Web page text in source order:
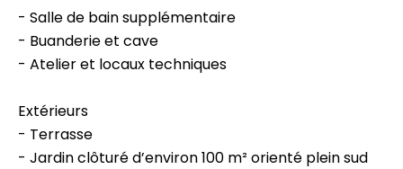
- Salle de bain supplémentaire
- Buanderie et cave
- Atelier et locaux techniques
Extérieurs
- Terrasse
- Jardin clôturé d’environ 100 m² orienté plein sud